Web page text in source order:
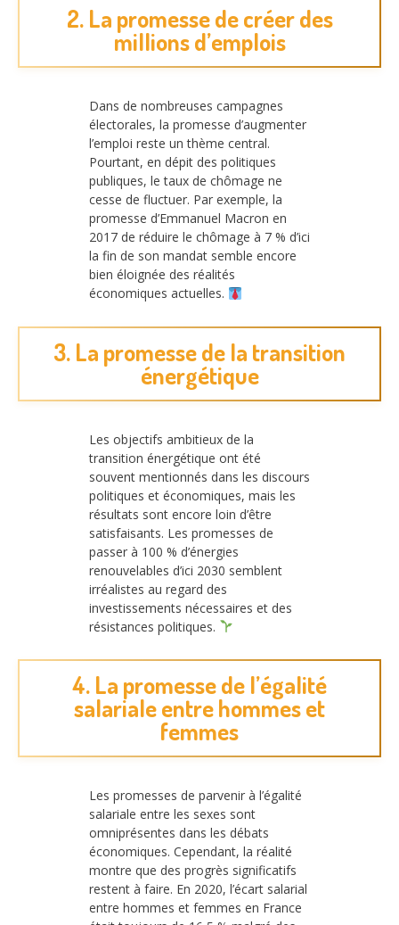
2. La promesse de créer des
millions d’emplois
Dans de nombreuses campagnes
électorales, la promesse d’augmenter
l’emploi reste un thème central.
Pourtant, en dépit des politiques
publiques, le taux de chômage ne
cesse de fluctuer. Par exemple, la
promesse d’Emmanuel Macron en
2017 de réduire le chômage à 7 % d’ici
la fin de son mandat semble encore
bien éloignée des réalités
économiques actuelles.
3. La promesse de la transition
énergétique
Les objectifs ambitieux de la
transition énergétique ont été
souvent mentionnés dans les discours
politiques et économiques, mais les
résultats sont encore loin d’être
satisfaisants. Les promesses de
passer à 100 % d’énergies
renouvelables d’ici 2030 semblent
irréalistes au regard des
investissements nécessaires et des
résistances politiques.
4. La promesse de l’égalité
salariale entre hommes et
femmes
Les promesses de parvenir à l’égalité
salariale entre les sexes sont
omniprésentes dans les débats
économiques. Cependant, la réalité
montre que des progrès significatifs
restent à faire. En 2020, l’écart salarial
entre hommes et femmes en France